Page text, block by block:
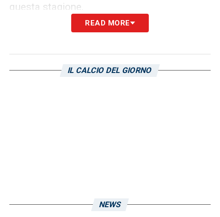
questa stagione.
READ MORE
IL CALCIO DEL GIORNO
NEWS